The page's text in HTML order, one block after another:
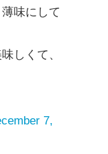
味にして
しくて、
7,